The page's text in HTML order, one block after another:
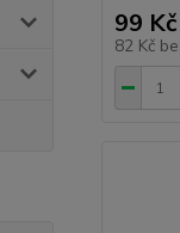
99 Kč
82 Kč